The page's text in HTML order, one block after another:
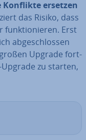
ersetzen
das Risiko, dass
funk­tio­nie­ren. Erst
ab­ge­schlos­sen
Upgrade fort­
zu starten,